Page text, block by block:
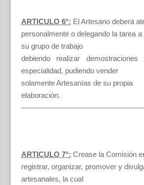
ARTICULO 6°: El Artesano deberá
personalmente o delegando la tarea
su grupo de trabajo
debiendo realizar
especialidad, pudiendo vender
solamente Artesanías de su propia
elaboración.
ARTICULO 7°: Crease la Comisión
registrar, organizar, promover y
artesanales, la cual